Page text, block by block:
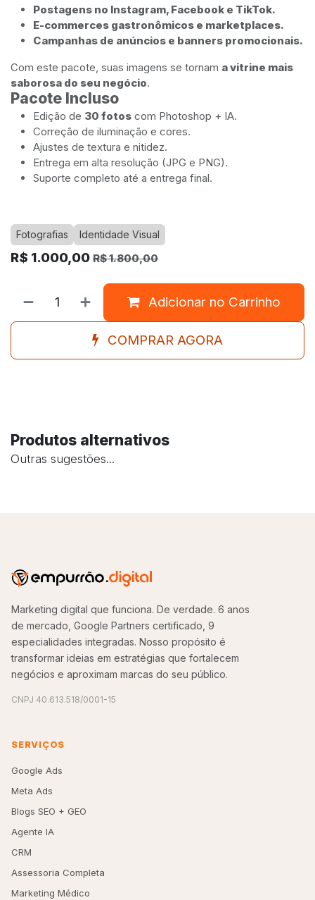
Postagens no Instagram, Facebook e TikTok.
E-commerces gastronômicos e marketplaces.
Campanhas de anúncios e banners promocionais.
Com este pacote, suas imagens se tornam a vitrine mais
saborosa do seu negócio.
Pacote Incluso
Edição de 30 fotos com Photoshop + IA.
Correção de iluminação e cores.
Ajustes de textura e nitidez.
Entrega em alta resolução (JPG e PNG).
Suporte completo até a entrega final.
Fotografias Identidade Visual
R$ 1.000,00 R$1.800,00
Adicionar no Carrinho
COMPRAR AGORA
Produtos alternativos
Outras sugestões...
Marketing digital que funciona. De verdade. 6 anos
de mercado, Google Partners certificado, 9
especialidades integradas. Nosso propósito é
transformar ideias em estratégias que fortalecem
negócios e aproximam marcas do seu público.
CNPJ 40.613.518/0001-15
SERVIÇOS
Google Ads
Meta Ads
Blogs SEO + GEO
Agente IA
CRM
Assessoria Completa
Marketing Médico